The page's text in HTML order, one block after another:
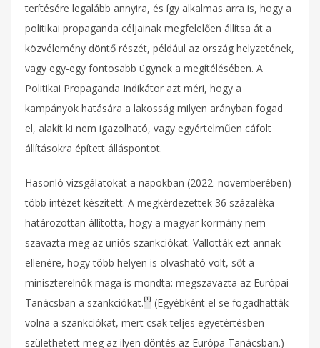
terítésére legalább annyira, és így alkalmas arra is, hogy a
politikai propaganda céljainak megfelelően állítsa át a
közvélemény döntő részét, például az ország helyzetének,
vagy egy-egy fontosabb ügynek a megítélésében. A
Politikai Propaganda Indikátor azt méri, hogy a
kampányok hatására a lakosság milyen arányban fogad
el, alakít ki nem igazolható, vagy egyértelműen cáfolt
állításokra épített álláspontot.
Hasonló vizsgálatokat a napokban (2022. novemberében)
több intézet készített. A megkérdezettek 36 százaléka
határozottan állította, hogy a magyar kormány nem
szavazta meg az uniós szankciókat. Vallották ezt annak
ellenére, hogy több helyen is olvasható volt, sőt a
miniszterelnök maga is mondta: megszavazta az Európai
Tanácsban a szankciókat. [1] (Egyébként el se fogadhatták
volna a szankciókat, mert csak teljes egyetértésben
születhetett meg az ilyen döntés az Európa Tanácsban.)